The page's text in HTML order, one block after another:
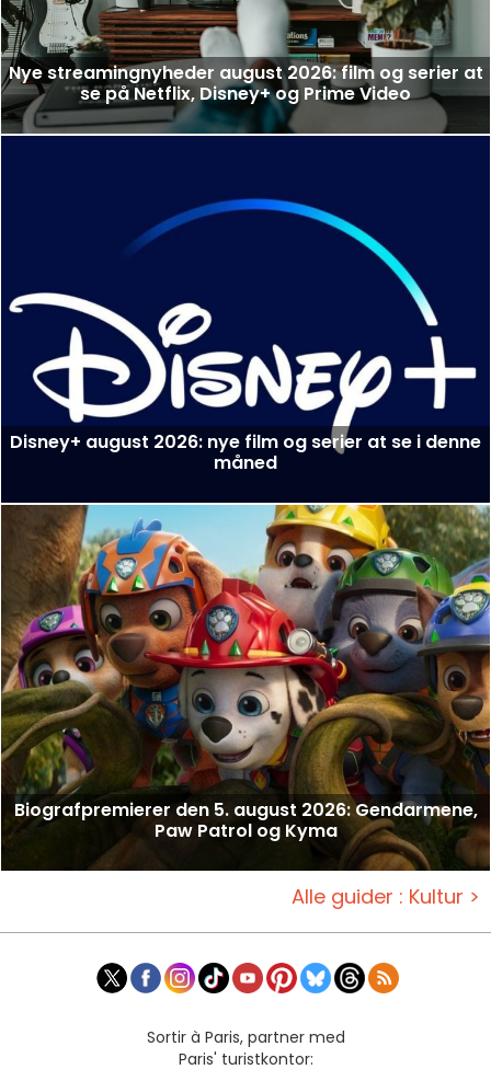
Nye streamingnyheder august 2026: film og serier at
se på Netflix, Disney+ og Prime Video
Disney+ august 2026: nye film og serier at se i denne
måned
Biografpremierer den 5. august 2026: Gendarmene,
Paw Patrol og Kyma
Alle guider : Kultur >
Sortir à Paris, partner med
Paris' turistkontor: